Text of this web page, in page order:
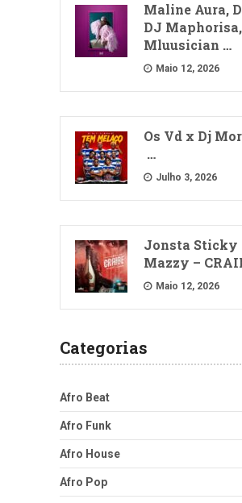
Maline Aura,
DJ Maphorisa,
Mluusician …
Maio 12, 2026
Os Vd x Dj
…
Julho 3, 2026
Jonsta Sticky
Mazzy –
Maio 12, 2026
Categorias
Afro Beat
Afro Funk
Afro House
Afro Pop